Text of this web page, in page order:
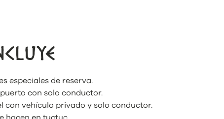
especiales de reserva.
con solo conductor.
con vehículo privado y solo conductor.